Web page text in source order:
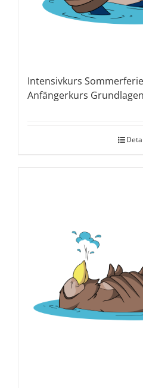
Intensivkurs
Anfängerkurs